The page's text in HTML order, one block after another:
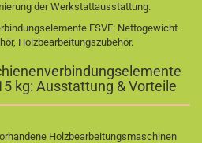
der Werkstattausstattung.
FSVE: Nettogewicht
Holzbearbeitungszubehör.
kg: Ausstattung & Vorteile
Holzbearbeitungsmaschinen